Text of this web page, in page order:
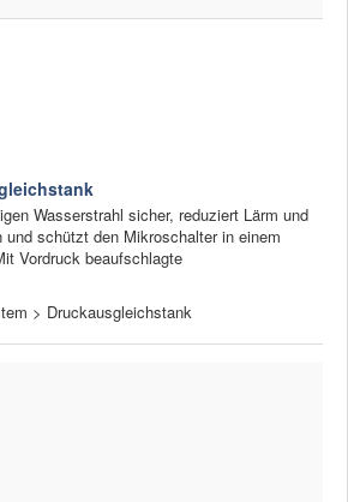
Wasserstrahl sicher, reduziert Lärm und
schützt den Mikroschalter in einem
Vordruck beaufschlagte
> Druckausgleichstank